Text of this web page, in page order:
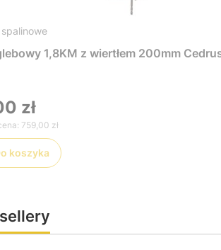
1,8KM z wiertłem 200mm
zł
759,00 zł
koszyka